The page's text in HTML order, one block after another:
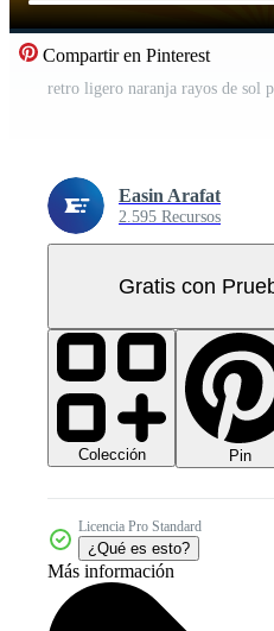
Compartir en Pinterest
Easin Arafat
2.595 Recursos
Gratis con
Colección Pin
Licencia Pro Standard
¿Qué es esto?
Más información